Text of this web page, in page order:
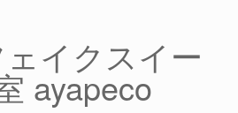
イクスイー
ayapeco